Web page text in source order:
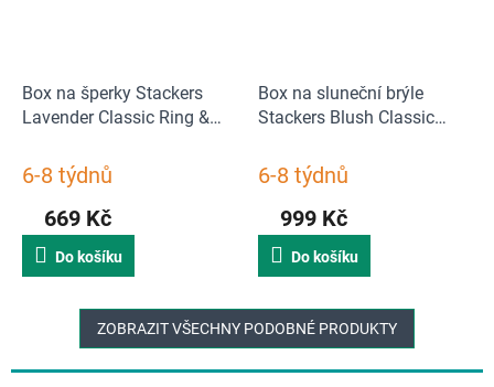
Box na šperky Stackers
Lavender Classic Ring &
6-8 týdnů
669 Kč
Do košíku
Box na sluneční brýle
Stackers Blush Classic
růžová
6-8 týdnů
999 Kč
Do košíku
ZOBRAZIT VŠECHNY PODOBNÉ PRODUKTY